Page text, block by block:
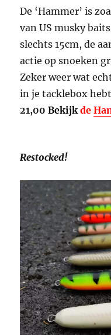
De ‘Hammer’ is
van US musky
slechts 15cm, de
actie op snoeken
Zeker weer wat
in je tacklebox
21,00 Bekijk de
Restocked!